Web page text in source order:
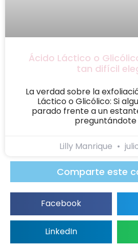
Ácido Láctico o
tan difícil
La verdad sobre la
Láctico o Glicólico: Si
parado frente a un
preguntándote
Lilly Manrique
Comparte este
Facebook
LinkedIn